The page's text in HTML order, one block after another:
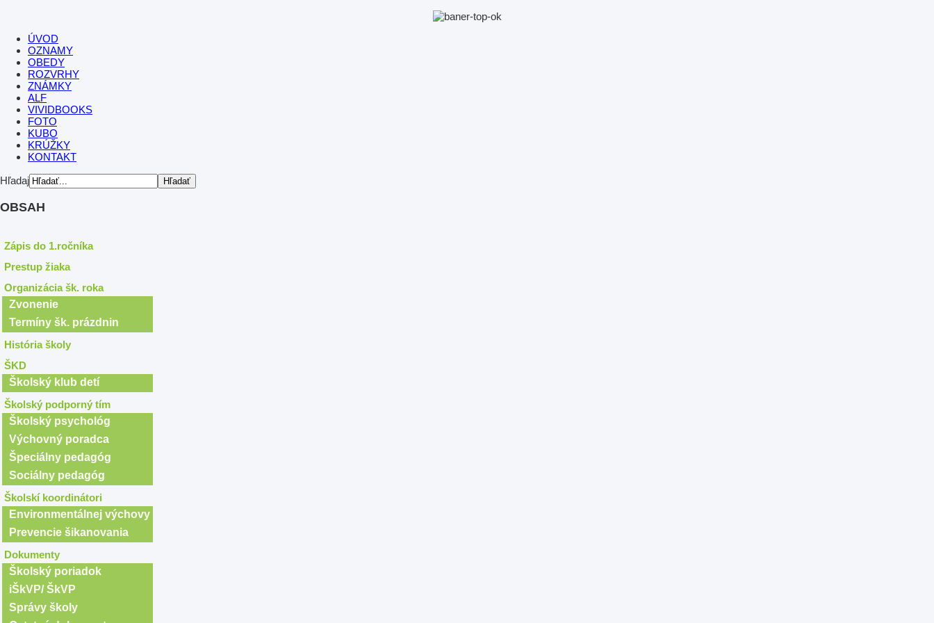
ÚVOD
OZNAMY
OBEDY
ROZVRHY
ZNÁMKY
ALF
VIVIDBOOKS
FOTO
KUBO
KRÚŽKY
KONTAKT
Hľadaj
OBSAH
Zápis do 1.ročníka
Prestup žiaka
Organizácia šk. roka
Zvonenie
Termíny šk. prázdnin
História školy
ŠKD
Školský klub detí
Školský podporný tím
Školský psychológ
Výchovný poradca
Špeciálny pedagóg
Sociálny pedagóg
Školskí koordinátori
Environmentálnej výchovy
Prevencie šikanovania
Dokumenty
Školský poriadok
iŠkVP/ ŠkVP
Správy školy